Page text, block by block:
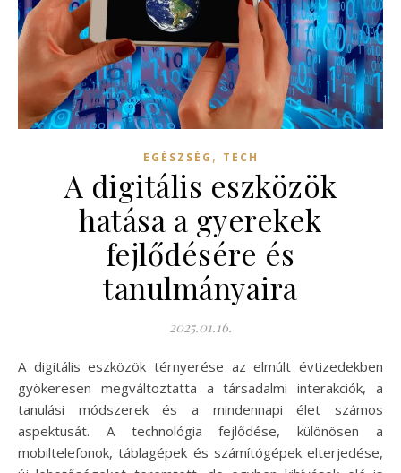
EGÉSZSÉG , TECH
A digitális eszközök
hatása a gyerekek
fejlődésére és
tanulmányaira
2025.01.16.
A digitális eszközök térnyerése az elmúlt évtizedekben
gyökeresen megváltoztatta a társadalmi interakciók, a
tanulási módszerek és a mindennapi élet számos
aspektusát. A technológia fejlődése, különösen a
mobiltelefonok, táblagépek és számítógépek elterjedése,